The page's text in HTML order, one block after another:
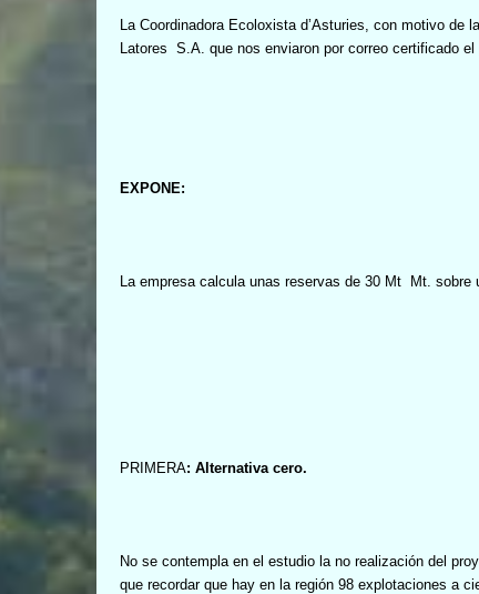
La Coordinadora Ecoloxista d’Asturies, con motivo
Latores S.A. que nos enviaron por correo certificado el
EXPONE:
La empresa calcula unas reservas de 30 Mt Mt. sobre
PRIMERA: Alternativa cero.
No se contempla en el estudio la no realización del
que recordar que hay en la región 98 explotaciones a